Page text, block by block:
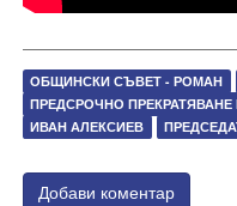
ОБЩИНСКИ СЪВЕТ - РОМАН
ПРЕДСРОЧНО
ИВАН АЛЕКСИЕВ
Добави коментар